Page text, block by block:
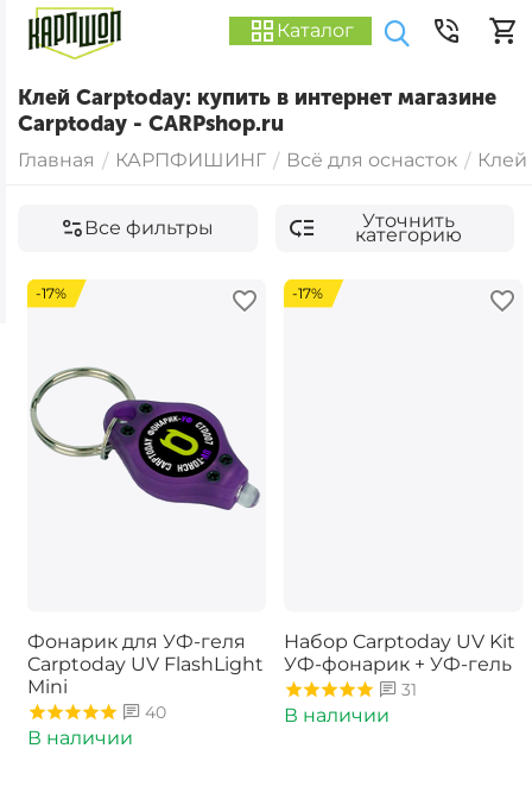
Каталог
Клей Carptoday: купить в интернет магазине
Carptoday - CARPshop.ru
Главная / КАРПФИШИНГ / Всё для оснасток / Клей
Все фильтры Уточнить
категорию
-17%
Фонарик для УФ-геля
Carptoday UV FlashLight
Mini
40
В наличии
-17%
Набор Carptoday UV Kit
УФ-фонарик + УФ-гель
31
В наличии